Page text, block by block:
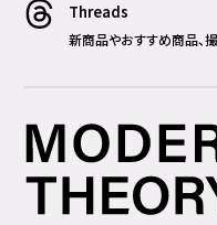
Threads
新商品やおすすめ商品、